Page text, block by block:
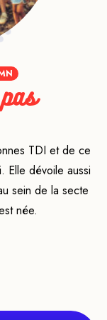
TDI et de ce
Elle dévoile aussi
sein de la secte
née.